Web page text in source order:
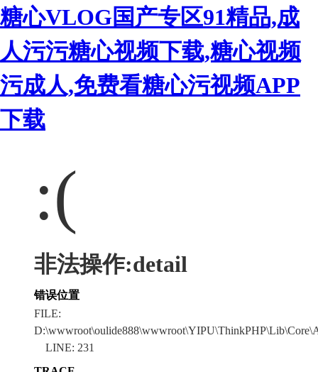
糖心VLOG国产专区91精品,成
人污污糖心视频下载,糖心视频
污成人,免费看糖心污视频APP
下载
:(
非法操作:detail
错误位置
FILE:
LINE: 231